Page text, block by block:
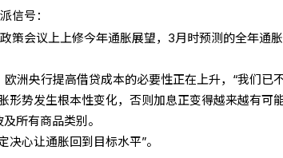
信号：
策会议上上修今年通胀展望，3月时预测的全年通
洲央行提高借贷成本的必要性正在上升，“我们已
形势发生根本性变化，否则加息正变得越来越有可
所有商品类别。
心让通胀回到目标水平”。